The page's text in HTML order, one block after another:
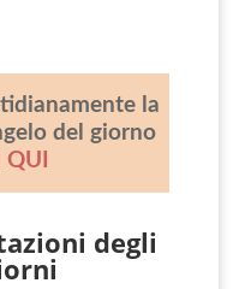
la
del giorno
QUI
degli